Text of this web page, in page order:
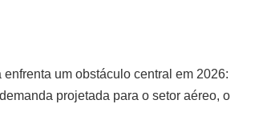
um obstáculo central em 2026:
projetada para o setor aéreo, o